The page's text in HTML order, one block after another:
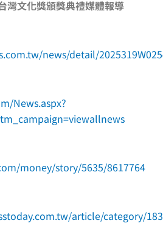
o r e
灣文化獎頒獎典禮媒體報導
news/detail/
News.aspx?
money/story/5635/8617764
article/category/